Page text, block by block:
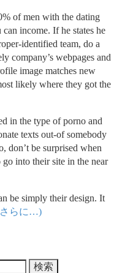
of men with the dating
income. If he states he
identified team, do a
company’s webpages and
image matches new
likely where they got the
in the type of porno and
texts out-of somebody
don’t be surprised when
into their site in the near
be simply their design. It
らに…)